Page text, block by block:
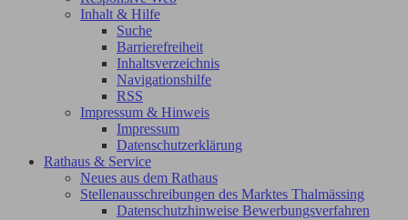
Inhalt & Hilfe
Suche
Barrierefreiheit
Inhaltsverzeichnis
Navigationshilfe
RSS
Impressum & Hinweis
Impressum
Datenschutzerklärung
Rathaus & Service
Neues aus dem Rathaus
Stellenausschreibungen des Marktes Thalmässing
Datenschutzhinweise Bewerbungsverfahren